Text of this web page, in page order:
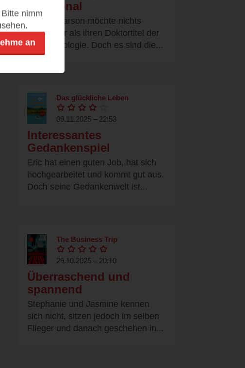
emotional
Rachel Carson möchte nichts
sehnlicher als ihren Doktortitel der
Meeresbiologie. Doch es sind die...
Das glückliche Leben
09.11.2025 – 22:53
Interessantes
Gedankenspiel
Eric hat einen guten Job, hat sich
hochgearbeitet und kommt gut aus.
Doch seine Gedankenwelt ist...
The Business Trip
29.10.2025 – 20:10
Überraschend und
spannend
Stephanie und Jasmine kennen
sich nicht, sitzen jedoch im selben
Flieger und danach geschehen in...
nimm
an